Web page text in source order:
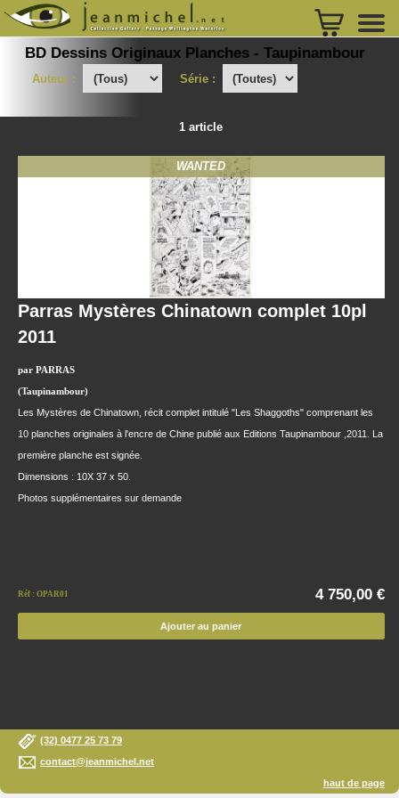
BD Dessins Originaux Planches - Taupinambour
Auteur : Série :
1 article
WANTED
Parras Mystères Chinatown complet 10pl
2011
par PARRAS
(Taupinambour)
Les Mystères de Chinatown, récit complet intitulé "Les Shaggoths" comprenant les
10 planches originales à l'encre de Chine publié aux Editions Taupinambour ,2011. La
première planche est signée.
Dimensions : 10X 37 x 50.
Photos supplémentaires sur demande
Réf : OPAR01 4 750,00 €
Ajouter au panier
(32) 0477 25 73 79
contact@jeanmichel.net
haut de page